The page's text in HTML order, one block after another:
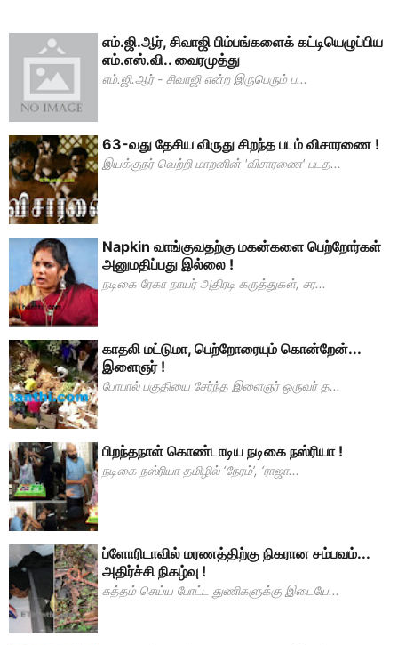
எம்.ஜி.ஆர், சிவாஜி பிம்பங்களைக் கட்டியெழுப்பிய
எம்.எஸ்.வி.. வைரமுத்து
எம்.ஜி.ஆர் - சிவாஜி என்ற இருபெரும் ப...
63-வது தேசிய விருது சிறந்த படம் விசாரணை !
இயக்குநர் வெற்றி மாறனின் 'விசாரணை' படத...
Napkin வாங்குவதற்கு மகன்களை பெற்றோர்கள்
அனுமதிப்பது இல்லை !
நடிகை ரேகா நாயர் அதிரடி கருத்துகள், சர...
காதலி மட்டுமா, பெற்றோரையும் கொன்றேன்...
இளைஞர் !
போபால் பகுதியை சேர்ந்த இளைஞர் ஒருவர் த...
பிறந்தநாள் கொண்டாடிய நடிகை நஸ்ரியா !
நடிகை நஸ்ரியா தமிழில் ‘நேரம்’, ‘ராஜா...
ப்ளோரிடாவில் மரணத்திற்கு நிகரான சம்பவம்...
அதிர்ச்சி நிகழ்வு !
சுத்தம் செய்ய போட்ட துணிகளுக்கு இடையே...